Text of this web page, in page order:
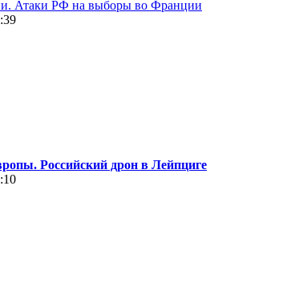
Атаки РФ на выборы во Франции
Российский дрон в Лейпциге